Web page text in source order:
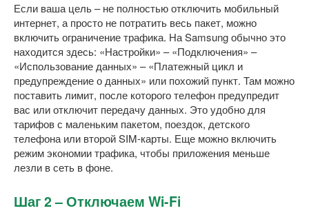
Если ваша цель – не полностью отключить мобильный
интернет, а просто не потратить весь пакет, можно
включить ограничение трафика. На Samsung обычно это
находится здесь: «Настройки» – «Подключения» –
«Использование данных» – «Платежный цикл и
предупреждение о данных» или похожий пункт. Там можно
поставить лимит, после которого телефон предупредит
вас или отключит передачу данных. Это удобно для
тарифов с маленьким пакетом, поездок, детского
телефона или второй SIM-карты. Еще можно включить
режим экономии трафика, чтобы приложения меньше
лезли в сеть в фоне.
Шаг 2 – Отключаем Wi-Fi